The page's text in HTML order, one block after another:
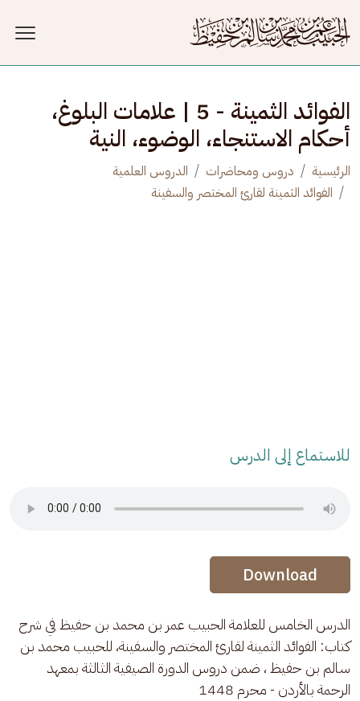
الفوائد الثمينة - 5 | علامات البلوغ ،
أحكام الاستنجاء، الوضوء، النية
الرئيسية دروس ومحاضرات
الدروس العلمية
الفوائد الثمينة لقارئ المختصر والسفينة
للاستماع إلى الدرس
Audio Stream
Audio Stream
Download
الدرس الخامس للعلامة الحبيب عمر بن محمد بن حفيظ في شرح
كتاب: الفوائد الثمينة لقارئ المختصر والسفينة، للحبيب محمد بن
سالم بن حفيظ ، ضمن دروس الدورة الصيفية الثالثة بمعهد
الرحمة بالأردن - محرم 1448